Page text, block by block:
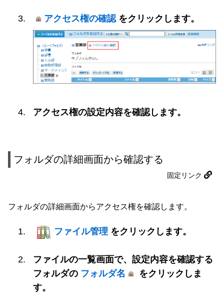
アクセス権の確認 をクリックします。
アクセス権の設定内容を確認します。
フォルダの詳細画面から確認する
固定リンク
フォルダの詳細画面からアクセス権を確認します。
ファイル管理 をクリックします。
ファイルの一覧画面で、設定内容を確認する
フォルダの フォルダ名
をクリックしま
す。